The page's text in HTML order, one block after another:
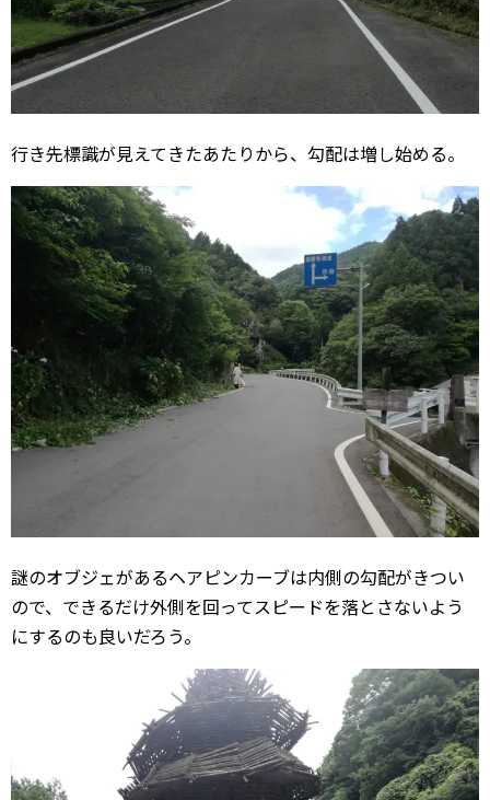
行き先標識が見えてきたあたりから、勾配は増し始める。
謎のオブジェがあるヘアピンカーブは内側の勾配がきつい
ので、できるだけ外側を回ってスピードを落とさないよう
にするのも良いだろう。